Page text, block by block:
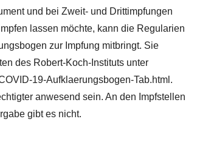
und bei Zweit- und Drittimpfungen
lassen möchte, kann die Regularien
zur Impfung mitbringt. Sie
des Robert-Koch-Instituts unter
19-Aufklaerungsbogen-Tab.html.
anwesend sein. An den Impfstellen
gibt es nicht.